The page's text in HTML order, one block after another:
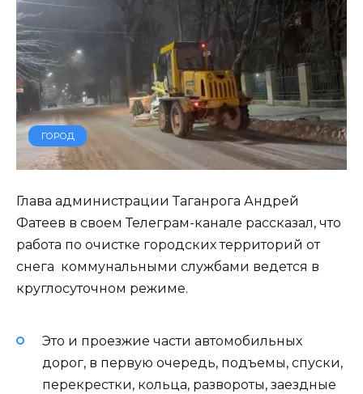
ГОРОД
Глава администрации Таганрога Андрей
Фатеев в своем Телеграм-канале рассказал, что
работа по очистке городских территорий от
снега коммунальными службами ведется в
круглосуточном режиме.
Это и проезжие части автомобильных
дорог, в первую очередь, подъемы, спуски,
перекрестки, кольца, развороты, заездные